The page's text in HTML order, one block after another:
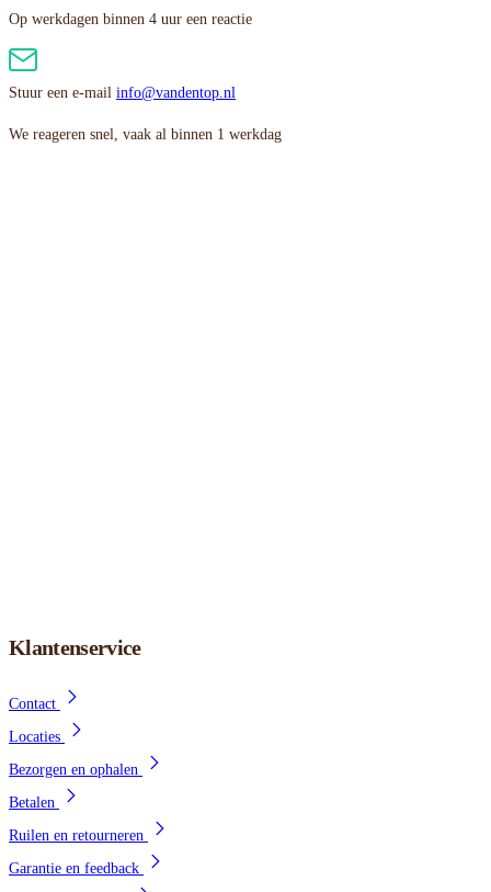
Op werkdagen binnen 4 uur een reactie
Stuur een e-mail info@vandentop.nl
We reageren snel, vaak al binnen 1 werkdag
Klantenservice
Contact
Locaties
Bezorgen en ophalen
Betalen
Ruilen en retourneren
Garantie en feedback